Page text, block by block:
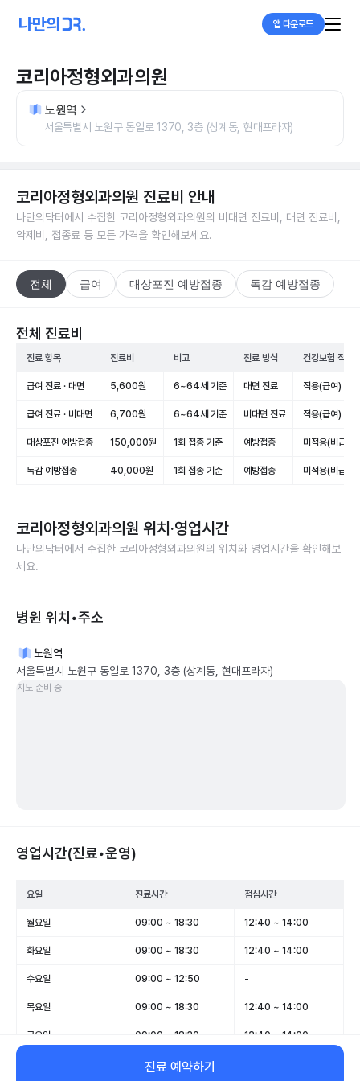
앱 다운로드
코리아정형외과의원
노원역
서울특별시 노원구 동일로 1370, 3층 (상계동, 현대프라자)
코리아정형외과의원 진료비 안내
나만의닥터에서 수집한 코리아정형외과의원의 비대면 진료비, 대면 진료비,
약제비, 접종료 등 모든 가격을 확인해보세요.
전체 급여 대상포진 예방접종 독감 예방접종
전체 진료비
진료 항목 진료비 비고 진료 방식 건강보험 적용
급여 진료 · 대면 5,600원 6~64세 기준 대면 진료 적용(급여)
급여 진료 · 비대면 6,700원 6~64세 기준 비대면 진료 적용(급여)
대상포진 예방접종 150,000원 1회 접종 기준 예방접종 미적용(비급여)
독감 예방접종 40,000원 1회 접종 기준 예방접종 미적용(비급여)
코리아정형외과의원 위치·영업시간
나만의닥터에서 수집한 코리아정형외과의원의 위치와 영업시간을 확인해보
세요.
병원 위치•주소
노원역
서울특별시 노원구 동일로 1370, 3층 (상계동, 현대프라자)
지도 준비 중
영업시간(진료•운영)
요일 진료시간 점심시간
월요일 09:00 ~ 18:30 12:40 ~ 14:00
화요일 09:00 ~ 18:30 12:40 ~ 14:00
수요일 09:00 ~ 12:50 -
목요일 09:00 ~ 18:30 12:40 ~ 14:00
금요일 09:00 ~ 18:30 12:40 ~ 14:00
09:00 ~ 12:50
진료 예약하기